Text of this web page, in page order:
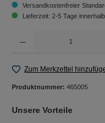
Versandkostenfreier
Lieferzeit: 2-5 Tage
Zum Merkzettel
Produktnummer: 465005
Unsere Vorteile